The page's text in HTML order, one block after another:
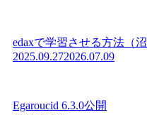
edaxで学習させる方法（
2025.09.272026.07.09
Egaroucid 6.3.0公開